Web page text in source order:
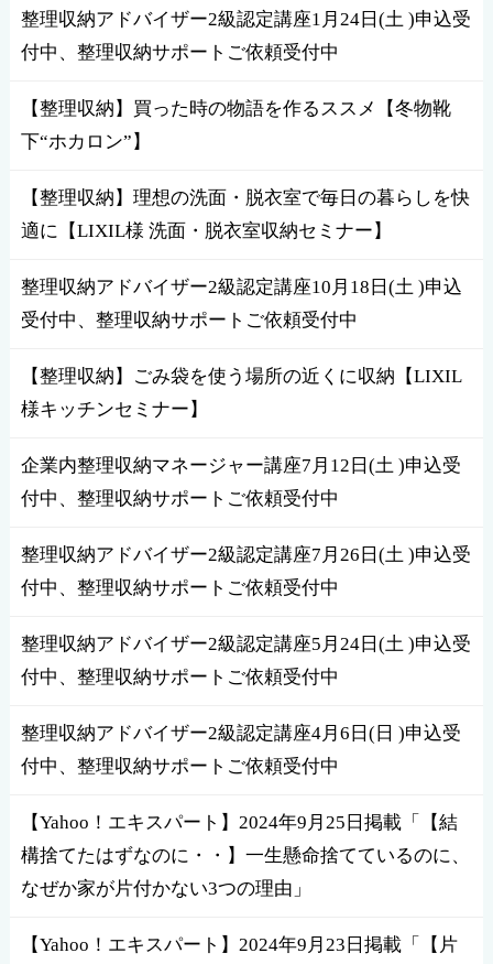
整理収納アドバイザー2級認定講座1月24日(土 )申込受
付中、整理収納サポートご依頼受付中
【整理収納】買った時の物語を作るススメ【冬物靴
下“ホカロン”】
【整理収納】理想の洗面・脱衣室で毎日の暮らしを快
適に【LIXIL様 洗面・脱衣室収納セミナー】
整理収納アドバイザー2級認定講座10月18日(土 )申込
受付中、整理収納サポートご依頼受付中
【整理収納】ごみ袋を使う場所の近くに収納【LIXIL
様キッチンセミナー】
企業内整理収納マネージャー講座7月12日(土 )申込受
付中、整理収納サポートご依頼受付中
整理収納アドバイザー2級認定講座7月26日(土 )申込受
付中、整理収納サポートご依頼受付中
整理収納アドバイザー2級認定講座5月24日(土 )申込受
付中、整理収納サポートご依頼受付中
整理収納アドバイザー2級認定講座4月6日(日 )申込受
付中、整理収納サポートご依頼受付中
【Yahoo！エキスパート】2024年9月25日掲載「【結
構捨てたはずなのに・・】一生懸命捨てているのに、
なぜか家が片付かない3つの理由」
【Yahoo！エキスパート】2024年9月23日掲載「【片